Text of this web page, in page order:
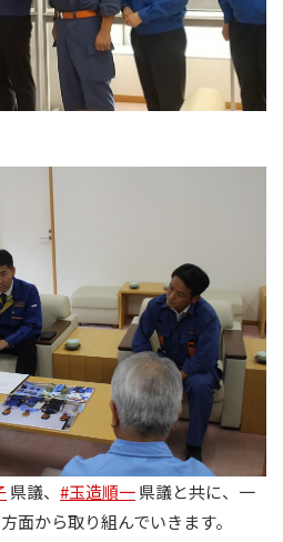
県議、 #玉造順一県議と共に、一
面から取り組んでいきます。